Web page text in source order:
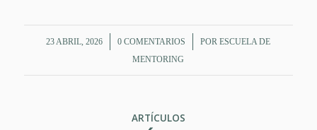
23 ABRIL, 2026
/ 0 COMENTARIOS
/ PORESCUELA DE
MENTORING
ARTÍCULOS